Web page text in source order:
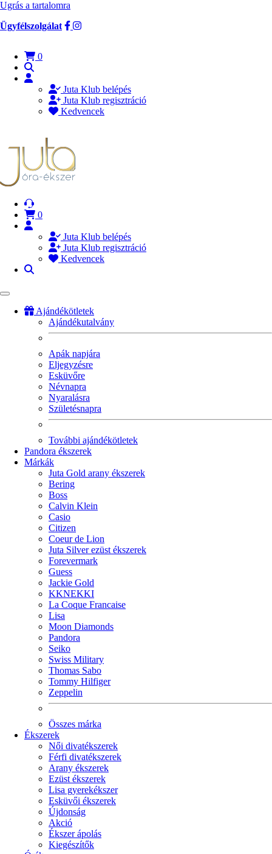
Ugrás a tartalomra
Ügyfélszolgálat
0
Juta Klub belépés
Juta Klub regisztráció
Kedvencek
0
Juta Klub belépés
Juta Klub regisztráció
Kedvencek
Ajándékötletek
Ajándékutalvány
Apák napjára
Eljegyzésre
Esküvőre
Névnapra
Nyaralásra
Születésnapra
További ajándékötletek
Pandora ékszerek
Márkák
Juta Gold arany ékszerek
Bering
Boss
Calvin Klein
Casio
Citizen
Coeur de Lion
Juta Silver ezüst ékszerek
Forevermark
Guess
Jackie Gold
KKNEKKI
La Coque Francaise
Lisa
Moon Diamonds
Pandora
Seiko
Swiss Military
Thomas Sabo
Tommy Hilfiger
Zeppelin
Összes márka
Ékszerek
Női divatékszerek
Férfi divatékszerek
Arany ékszerek
Ezüst ékszerek
Lisa gyerekékszer
Esküvői ékszerek
Újdonság
Akció
Ékszer ápolás
Kiegészítők